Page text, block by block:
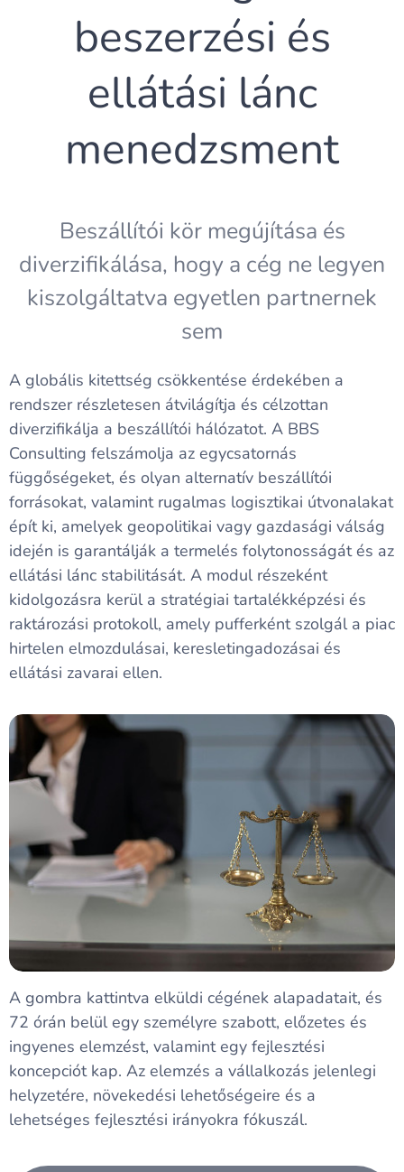
beszerzési és
ellátási lánc
menedzsment
Beszállítói kör megújítása és
diverzifikálása, hogy a cég ne legyen
kiszolgáltatva egyetlen partnernek
sem
A globális kitettség csökkentése érdekében a
rendszer részletesen átvilágítja és célzottan
diverzifikálja a beszállítói hálózatot. A BBS
Consulting felszámolja az egycsatornás
függőségeket, és olyan alternatív beszállítói
forrásokat, valamint rugalmas logisztikai útvonalakat
épít ki, amelyek geopolitikai vagy gazdasági válság
idején is garantálják a termelés folytonosságát és az
ellátási lánc stabilitását. A modul részeként
kidolgozásra kerül a stratégiai tartalékképzési és
raktározási protokoll, amely pufferként szolgál a piac
hirtelen elmozdulásai, keresletingadozásai és
ellátási zavarai ellen.
A gombra kattintva elküldi cégének alapadatait, és
72 órán belül egy személyre szabott, előzetes és
ingyenes elemzést, valamint egy fejlesztési
koncepciót kap. Az elemzés a vállalkozás jelenlegi
helyzetére, növekedési lehetőségeire és a
lehetséges fejlesztési irányokra fókuszál.